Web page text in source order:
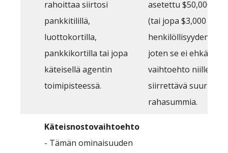
rahoittaa siirtosi
pankkitilillä,
luottokortilla,
pankkikortilla tai jopa
käteisellä agentin
toimipisteessä.
asetettu $50,000:n
(tai jopa $3,000
henkilöllisyyden
joten se ei ehkä ole
vaihtoehto niille,
siirrettävä suuria
rahasummia.
Käteisnostovaihtoehto
- Tämän ominaisuuden